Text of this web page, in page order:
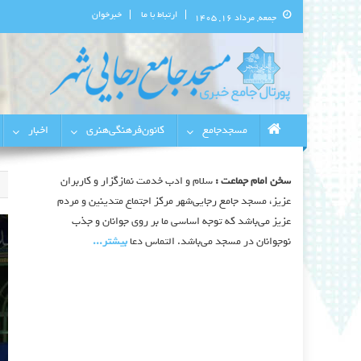
جمعه, مرداد ۱۶, ۱۴۰۵ ارتباط با ما خبرخوان
پورتال اطلاع‌رسانی مسجد
استان البرز
مسجدجامع
کانون‌فرهنگی‌هنری اخبار
سخن امام جماعت :سلام و ادب خدمت نمازگزار و کاربران
عزیز، مسجد جامع رجایی‌شهر مرکز اجتماع متدینین و مردم
عزیز می‌باشد که توجه اساسی ما بر روی جوانان و جذب
نوجوانان در مسجد می‌باشد. التماس دعابیشتر‫...‬